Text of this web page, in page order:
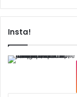
Insta!